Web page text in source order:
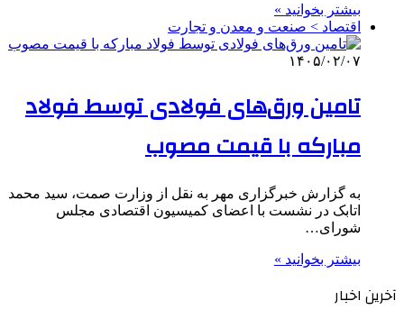
بیشتر بخوانید »
اقتصاد > صنعت و معدن و تجارت
۱۴۰۵/۰۲/۰۷
تامین ورق‌های فولادی توسط فولاد
مبارکه با قیمت مصوب
به گزارش خبرگزاری مهر به نقل از وزارت صمت، سید محمد
اتابک در نشست با اعضای کمیسیون اقتصادی مجلس
شورای…
بیشتر بخوانید »
آخرین اخبار